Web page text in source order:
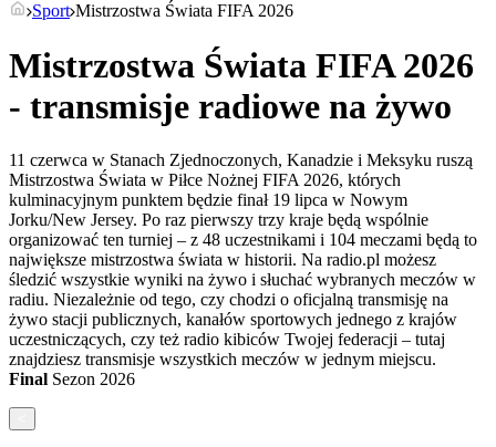
Sport Mistrzostwa Świata FIFA 2026
Mistrzostwa Świata FIFA 2026
- transmisje radiowe na żywo
11 czerwca w Stanach Zjednoczonych, Kanadzie i Meksyku ruszą
Mistrzostwa Świata w Piłce Nożnej FIFA 2026, których
kulminacyjnym punktem będzie finał 19 lipca w Nowym
Jorku/New Jersey. Po raz pierwszy trzy kraje będą wspólnie
organizować ten turniej – z 48 uczestnikami i 104 meczami będą to
największe mistrzostwa świata w historii. Na radio.pl możesz
śledzić wszystkie wyniki na żywo i słuchać wybranych meczów w
radiu. Niezależnie od tego, czy chodzi o oficjalną transmisję na
żywo stacji publicznych, kanałów sportowych jednego z krajów
uczestniczących, czy też radio kibiców Twojej federacji – tutaj
znajdziesz transmisje wszystkich meczów w jednym miejscu.
Final Sezon 2026